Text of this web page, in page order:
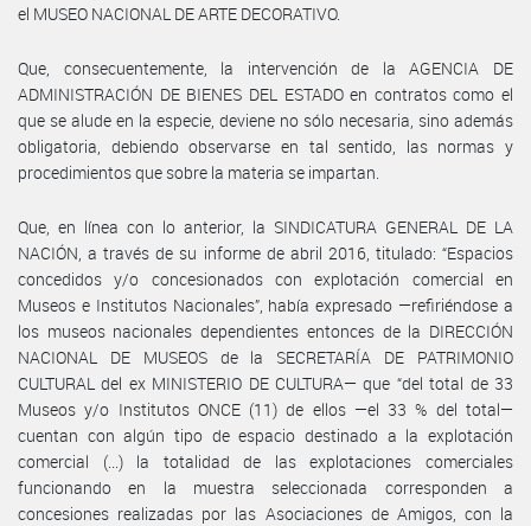
el MUSEO NACIONAL DE ARTE DECORATIVO.
Que, consecuentemente, la intervención de la AGENCIA DE
ADMINISTRACIÓN DE BIENES DEL ESTADO en contratos como el
que se alude en la especie, deviene no sólo necesaria, sino además
obligatoria, debiendo observarse en tal sentido, las normas y
procedimientos que sobre la materia se impartan.
Que, en línea con lo anterior, la SINDICATURA GENERAL DE LA
NACIÓN, a través de su informe de abril 2016, titulado: “Espacios
concedidos y/o concesionados con explotación comercial en
Museos e Institutos Nacionales”, había expresado —refiriéndose a
los museos nacionales dependientes entonces de la DIRECCIÓN
NACIONAL DE MUSEOS de la SECRETARÍA DE PATRIMONIO
CULTURAL del ex MINISTERIO DE CULTURA— que “del total de 33
Museos y/o Institutos ONCE (11) de ellos —el 33 % del total—
cuentan con algún tipo de espacio destinado a la explotación
comercial (...) la totalidad de las explotaciones comerciales
funcionando en la muestra seleccionada corresponden a
concesiones realizadas por las Asociaciones de Amigos, con la